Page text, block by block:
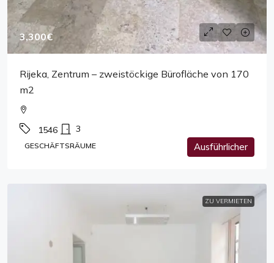
3,300€
Rijeka, Zentrum – zweistöckige Bürofläche von 170
m2
1546 3
GESCHÄFTSRÄUME Ausführlicher
ZU VERMIETEN